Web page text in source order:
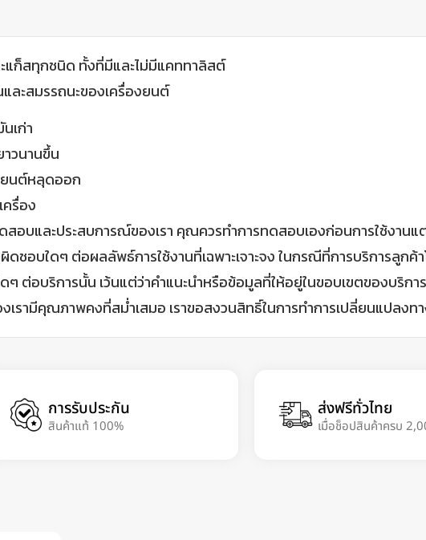
แก็สทุกชนิด ทั้งที่มีและไม่มีแคททาลิสต์
ละสมรรถนะของเครื่องยนต์
เก่า
วนานขึ้น
ยนต์หลุดออก
ครื่อง
สอบและประสบการณ์ของเรา คุณควรทำการทดสอบเองก่อนการใช้งานแ
ดชอบใดๆ ต่อผลลัพธ์การใช้งานที่เฉพาะเจาะจง ในกรณีที่การบริการลูกค้
ดๆ ต่อบริการนั้น เว้นแต่ว่าคำแนะนำหรือข้อมูลที่ให้อยู่ในขอบเขตของบริ
เรามีคุณภาพคงที่สม่ำเสมอ เราขอสงวนสิทธิ์ในการทำการเปลี่ยนแปล
การรับประกัน
สินค้าแท้ 100%
ส่งฟรีทั่วไทย
เมื่อช็อปสินค้าครบ